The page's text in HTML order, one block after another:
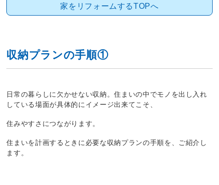
家をリフォームするTOPへ
収納プランの手順①
日常の暮らしに欠かせない収納。住まいの中でモノを出し入れ
している場面が具体的にイメージ出来てこそ、
住みやすさにつながります。
住まいを計画するときに必要な収納プランの手順を、ご紹介し
ます。